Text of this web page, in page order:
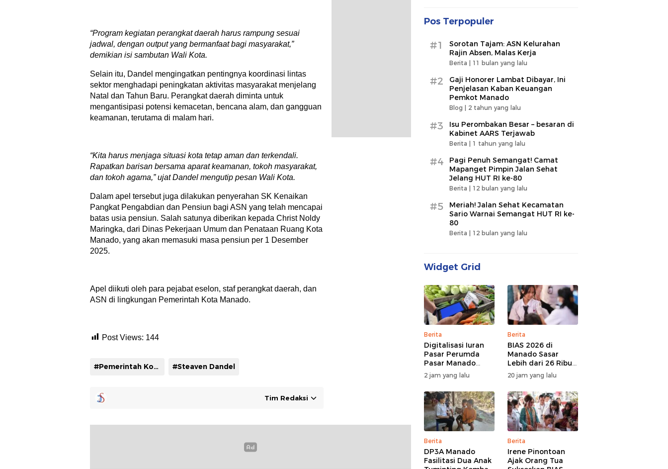
“Program kegiatan perangkat daerah harus rampung sesuai
jadwal, dengan output yang bermanfaat bagi masyarakat,”
demikian isi sambutan Wali Kota.
Selain itu, Dandel mengingatkan pentingnya koordinasi lintas
sektor menghadapi peningkatan aktivitas masyarakat menjelang
Natal dan Tahun Baru. Perangkat daerah diminta untuk
mengantisipasi potensi kemacetan, bencana alam, dan gangguan
keamanan, terutama di malam hari.
“Kita harus menjaga situasi kota tetap aman dan terkendali.
Rapatkan barisan bersama aparat keamanan, tokoh masyarakat,
dan tokoh agama,” ujat Dandel mengutip pesan Wali Kota.
Dalam apel tersebut juga dilakukan penyerahan SK Kenaikan
Pangkat Pengabdian dan Pensiun bagi ASN yang telah mencapai
batas usia pensiun. Salah satunya diberikan kepada Christ Noldy
Maringka, dari Dinas Pekerjaan Umum dan Penataan Ruang Kota
Manado, yang akan memasuki masa pensiun per 1 Desember
2025.
Apel diikuti oleh para pejabat eselon, staf perangkat daerah, dan
ASN di lingkungan Pemerintah Kota Manado.
Post Views: 144
#Pemerintah Kota Manado #Steaven Dandel
Tim Redaksi
Pos Terpopuler
#1
Sorotan Tajam: ASN Kelurahan
Rajin Absen, Malas Kerja
Berita | 11 bulan yang lalu
#2
Gaji Honorer Lambat Dibayar, Ini
Penjelasan Kaban Keuangan
Pemkot Manado
Blog | 2 tahun yang lalu
#3
Isu Perombakan Besar – besaran di
Kabinet AARS Terjawab
Berita | 1 tahun yang lalu
#4
Pagi Penuh Semangat! Camat
Mapanget Pimpin Jalan Sehat
Jelang HUT RI ke-80
Berita | 12 bulan yang lalu
#5
Meriah! Jalan Sehat Kecamatan
Sario Warnai Semangat HUT RI ke-
80
Berita | 12 bulan yang lalu
Widget Grid
Berita
Digitalisasi Iuran
Pasar Perumda
Pasar Manado
Tingkatkan
Transparansi dan
Tata Kelola
Keuangan
2 jam yang lalu
Berita
BIAS 2026 di
Manado Sasar
Lebih dari 26 Ribu
Anak, Dinkes Ajak
Orang Tua Dukung
Imunisasi
20 jam yang lalu
Berita
DP3A Manado
Fasilitasi Dua Anak
Berita
Irene Pinontoan
Ajak Orang Tua